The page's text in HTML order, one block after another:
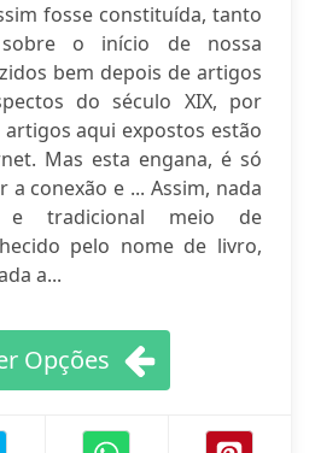
fosse constituída, tanto
o início de nossa
bem depois de artigos
do século XIX, por
artigos aqui expostos estão
Mas esta engana, é só
conexão e ... Assim, nada
tradicional meio de
pelo nome de livro,
a...
Opções